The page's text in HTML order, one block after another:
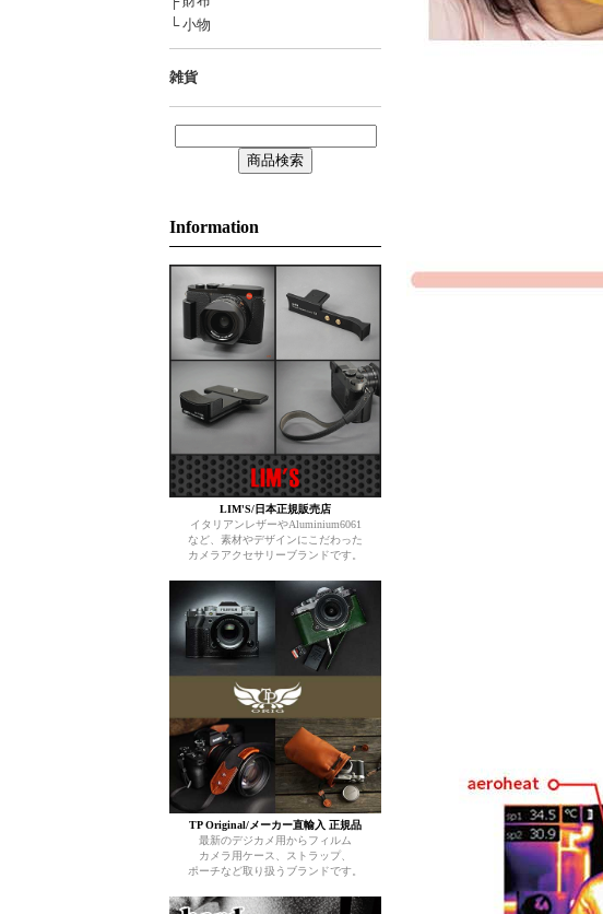
└ 小物
雑貨
Information
LIM'S/日本正規販売店
イタリアンレザーやAluminium6061
など、素材やデザインにこだわった
カメラアクセサリーブランドです。
TP Original/メーカー直輸入 正規品
最新のデジカメ用からフィルム
カメラ用ケース、ストラップ、
ポーチなど取り扱うブランドです。